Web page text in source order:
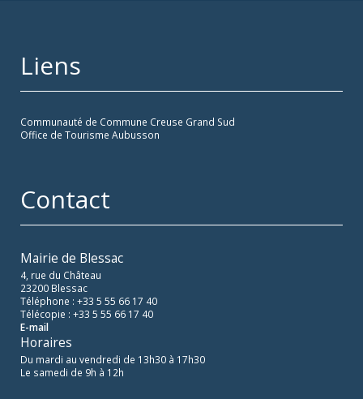
Liens
Communauté de Commune Creuse Grand Sud
Office de Tourisme Aubusson
Contact
Mairie de Blessac
4, rue du Château
23200 Blessac
Téléphone : +33 5 55 66 17 40
Télécopie : +33 5 55 66 17 40
E-mail
Horaires
Du mardi au vendredi de 13h30 à 17h30
Le samedi de 9h à 12h